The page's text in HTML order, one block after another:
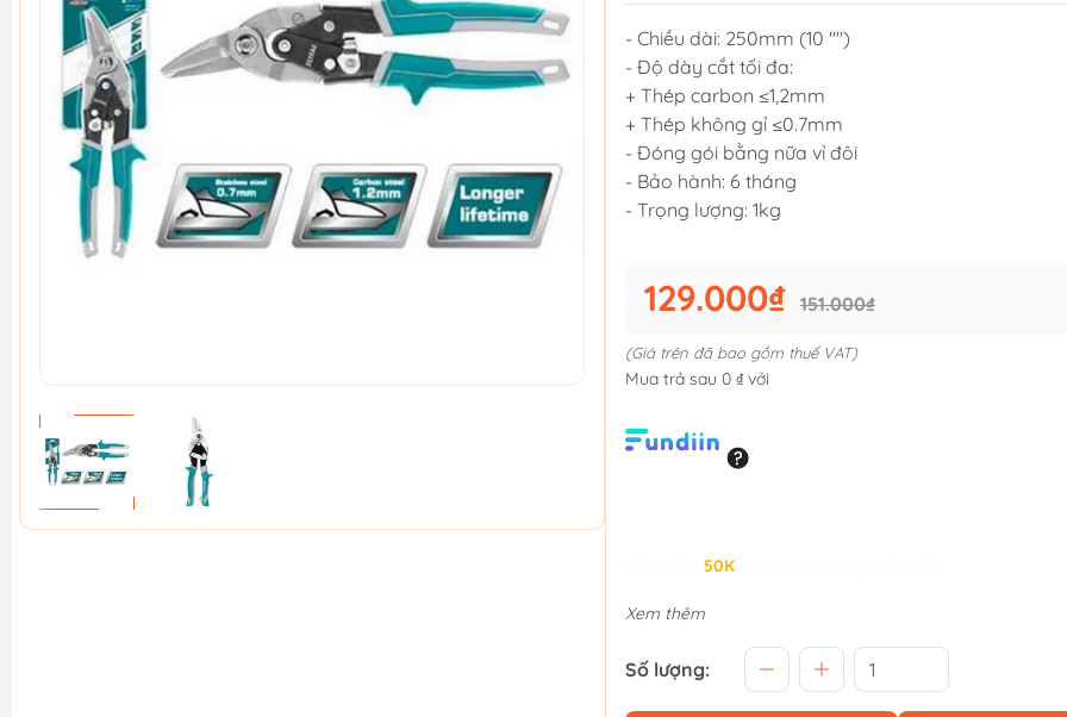
- Chiều dài: 250mm (10 "")
- Độ dày cắt tối đa:
+ Thép carbon ≤1,2mm
+ Thép không gỉ ≤0.7mm
- Đóng gói bằng nữa vỉ đôi
- Bảo hành: 6 tháng
- Trọng lượng: 1kg
129.000₫ 151.000₫
(Giá trên đã bao gồm thuế VAT)
Mua trả sau 0 ₫ với
50K
Xem thêm
Số lượng: